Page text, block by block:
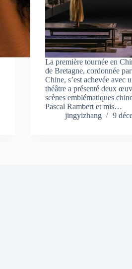
La première tournée en
de Bretagne, cordonnée
Chine, s’est achevée avec
théâtre a présenté deux
scènes emblématiques
Pascal Rambert et mis…
jingyizhang
9